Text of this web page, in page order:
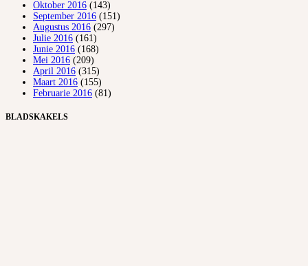
Oktober 2016 (143)
September 2016 (151)
Augustus 2016 (297)
Julie 2016 (161)
Junie 2016 (168)
Mei 2016 (209)
April 2016 (315)
Maart 2016 (155)
Februarie 2016 (81)
BLADSKAKELS